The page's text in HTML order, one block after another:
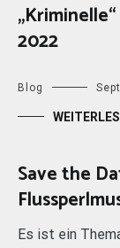
2022
Blog
Save the
Es ist ein